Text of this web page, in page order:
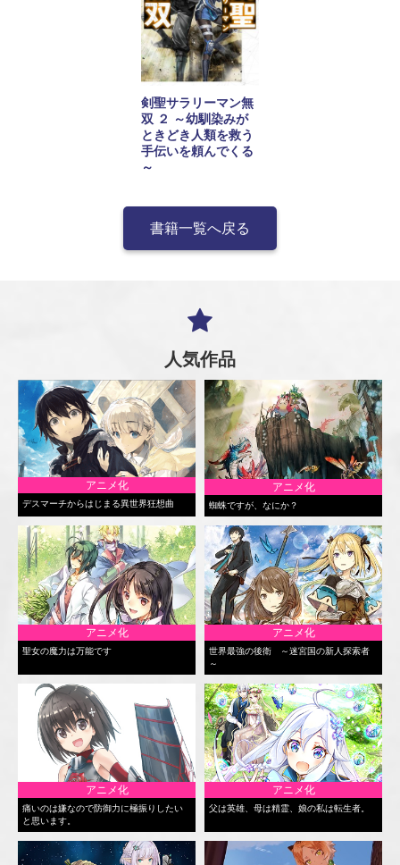
剣聖サラリーマン無
双 ２ ～幼馴染みが
ときどき人類を救う
手伝いを頼んでくる
～
書籍一覧へ戻る
人気作品
アニメ化
デスマーチからはじまる異世界狂想曲
アニメ化
蜘蛛ですが、なにか？
アニメ化
聖女の魔力は万能です
アニメ化
世界最強の後衛 ～迷宮国の新人探索者
～
アニメ化
痛いのは嫌なので防御力に極振りしたい
と思います。
アニメ化
父は英雄、母は精霊、娘の私は転生者。